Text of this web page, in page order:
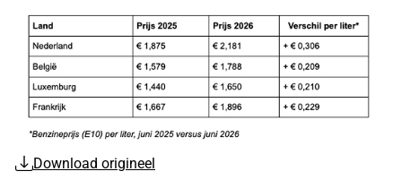
Download origineel